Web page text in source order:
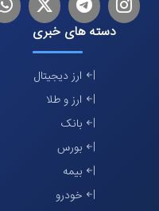
دسته های خبری
ارز دیجیتال
ارز و طلا
بانک
بورس
بیمه
خودرو